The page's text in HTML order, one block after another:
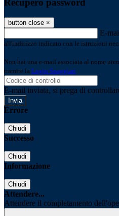
button close ×
E-
all'indirizzo indicato con le istruzioni
Non hai una e-mail associata al nome
tramite la Login Spaggiari
E-mail inviata, si prega di
Errore
Chiudi
Successo
Chiudi
Informazione
Chiudi
Attendere...
Attendere il completamento